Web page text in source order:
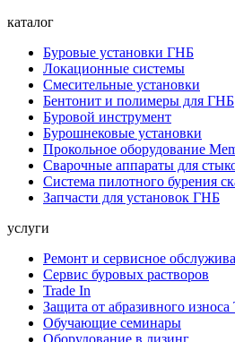
каталог
Буровые установки ГНБ
Локационные системы
Смесительные установки
Бентонит и полимеры для ГНБ
Буровой инструмент
Бурошнековые установки
Прокольное оборудование
Сварочные аппараты для
Система пилотного бурения
Запчасти для установок ГНБ
услуги
Ремонт и сервисное
Сервис буровых растворов
Trade In
Защита от абразивного износа
Обучающие семинары
Оборудование в лизинг